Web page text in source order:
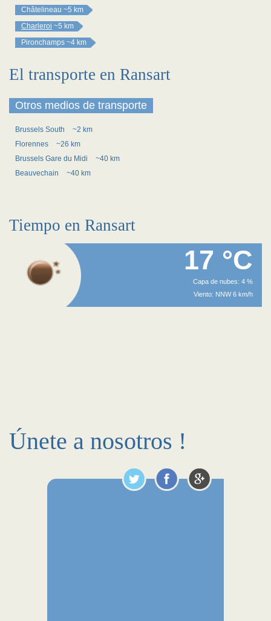
Châtelineau ~5 km
Charleroi ~5 km
Pironchamps ~4 km
El transporte en Ransart
Otros medios de transporte
Brussels South
~2 km
Florennes
~26 km
Brussels Gare du Midi
~40 km
Beauvechain
~40 km
Tiempo en Ransart
17 °C
Capa de nubes: 4 %
Viento: NNW 6 km/h
Únete a nosotros !